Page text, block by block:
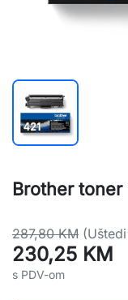
Brother toner
287,80 KM
230,25 KM
s PDV-om